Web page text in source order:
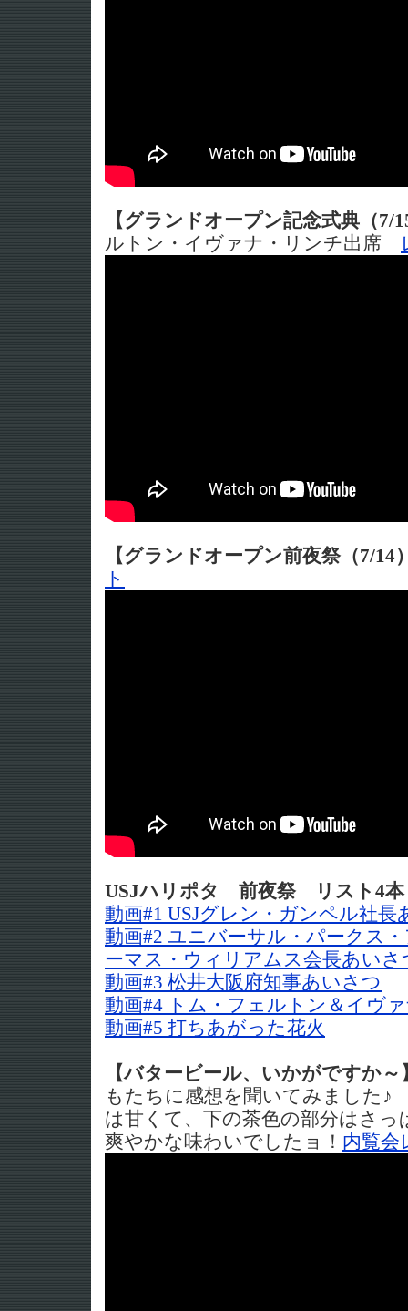
【グランドオープン記念式典（7/
ルトン・イヴァナ・リンチ出席
【グランドオープン前夜祭（7/
ト
USJハリポタ 前夜祭 リスト4本
動画#1 USJグレン・ガンペル社長
動画#2 ユニバーサル・パークス
ーマス・ウィリアムス会長あいさ
動画#3 松井大阪府知事あいさつ
動画#4 トム・フェルトン＆イヴ
動画#5 打ちあがった花火
【バタービール、いかがですか～
もたちに感想を聞いてみました
は甘くて、下の茶色の部分はさ
爽やかな味わいでしたョ！ 内覧会